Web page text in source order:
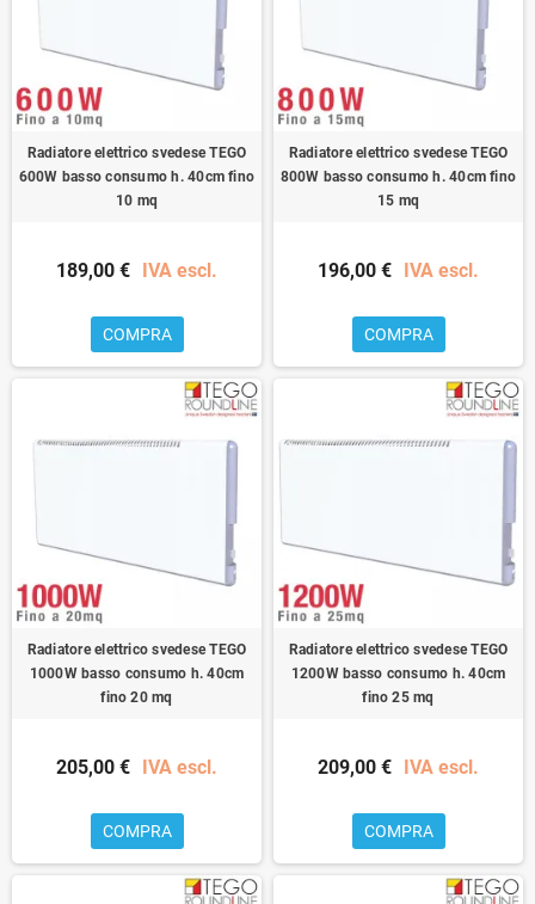
Radiatore elettrico svedese TEGO
600W basso consumo h. 40cm fino
10 mq
189,00 € IVA escl.
COMPRA
Radiatore elettrico svedese TEGO
800W basso consumo h. 40cm fino
15 mq
196,00 € IVA escl.
COMPRA
Radiatore elettrico svedese TEGO
1000W basso consumo h. 40cm
fino 20 mq
205,00 € IVA escl.
COMPRA
Radiatore elettrico svedese TEGO
1200W basso consumo h. 40cm
fino 25 mq
209,00 € IVA escl.
COMPRA